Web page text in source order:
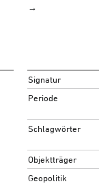
→
Signatur
Periode
Schlagwörter
Objektträger
Geopolitik